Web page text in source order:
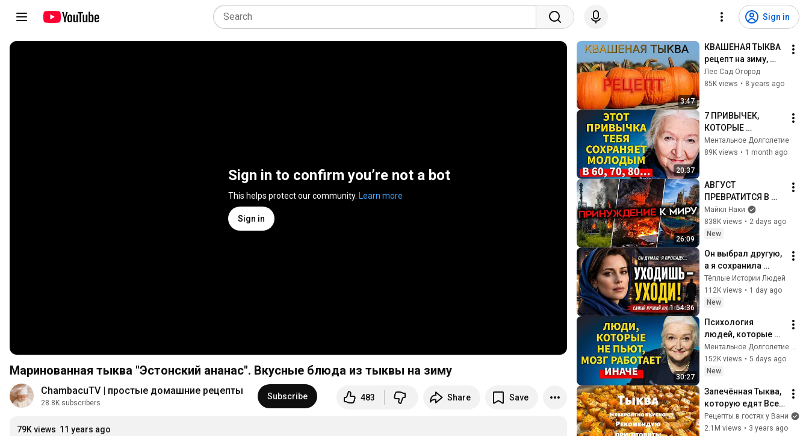
Sign in
Sign in to confirm you’re not a bot
This helps protect our community. Learn more
Sign in
Маринованная тыква "Эстонский ананас". Вкусные блюда из тыквы на зиму
ChambacuTV | простые домашние рецепты
28.8K subscribers
Subscribe 483 Share Save
79K views 11 years ago
3:47
КВАШЕНАЯ ТЫКВА
рецепт на зиму,
классический
Лес Сад Огород
85K views • 8 years ago
20:37
7 ПРИВЫЧЕК,
КОТОРЫЕ
ОБРАЩАЮТ
СТАРЕНИЕ ВСПЯТЬ
Черниговская
Ментальное Долголетие
89K views • 1 month ago
26:09
АВГУСТ
ПРЕВРАТИТСЯ В
АД. Принуждение к
миру только
начинается
Майкл Наки
838K views • 2 days ago
New
1:54:36
Он выбрал другую,
а я сохранила
гордость и
отпустила его
Тёплые Истории Людей
112K views • 1 day ago
New
30:27
Психология
людей, которые НЕ
пьют алкоголь
(согласно
нейронауке) |
Черниговская
Ментальное Долголетие and 2 more
152K views • 5 days ago
New
Запечённая Тыква,
которую едят Все!
Просто и очень
вкусно. Вот как
Рецепты в гостях у Вани
2.1M views • 3 years ago